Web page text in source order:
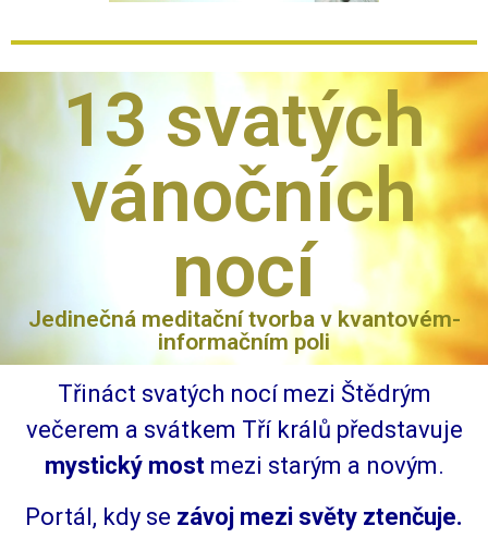
13 svatých
vánočních
nocí
Jedinečná meditační tvorba v kvantovém-
informačním poli
Třináct svatých nocí mezi Štědrým
večerem a svátkem Tří králů představuje
mystický mostmezi starým a novým.
Portál, kdy se závoj mezi světy ztenčuje.